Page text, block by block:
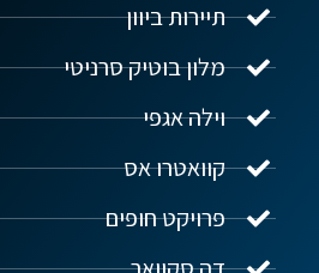
תיירות ביוון
מלון בוטיק סרניטי
וילה אגפי
קוואטרו אס
פרויקט חופים
נדל"ן ביוון G.R.E
שלום! איך אפשר לעזור?